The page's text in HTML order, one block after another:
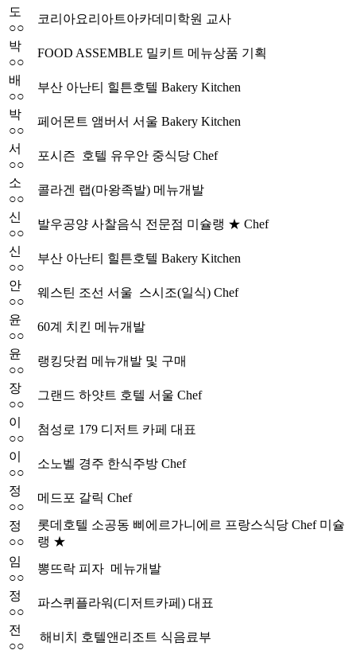
도
○○
코리아요리아트아카데미학원 교사
박
○○
FOOD ASSEMBLE 밀키트 메뉴상품 기획
배
○○
부산 아난티 힐튼호텔 Bakery Kitchen
박
○○
페어몬트 앰버서 서울 Bakery Kitchen
서
○○
포시즌 호텔 유우안 중식당 Chef
소
○○
콜라겐 랩(마왕족발) 메뉴개발
신
○○
발우공양 사찰음식 전문점 미슐랭 ★ Chef
신
○○
부산 아난티 힐튼호텔 Bakery Kitchen
안
○○
웨스틴 조선 서울 스시조(일식) Chef
윤
○○
60계 치킨 메뉴개발
윤
○○
랭킹닷컴 메뉴개발 및 구매
장
○○
그랜드 하얏트 호텔 서울 Chef
이
○○
첨성로 179 디저트 카페 대표
이
○○
소노벨 경주 한식주방 Chef
정
○○
메드포 갈릭 Chef
정
○○
롯데호텔 소공동 삐에르가니에르 프랑스식당 Chef 미슐
랭 ★
임
○○
뽕뜨락 피자 메뉴개발
정
○○
파스퀴플라워(디저트카페) 대표
전
○○
해비치 호텔앤리조트 식음료부